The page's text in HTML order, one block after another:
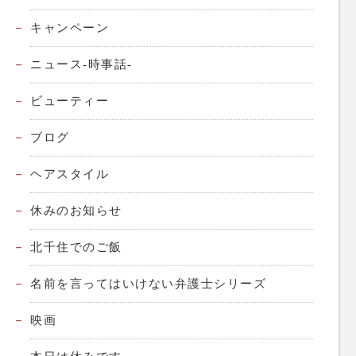
キャンペーン
ニュース-時事話-
ビューティー
ブログ
ヘアスタイル
休みのお知らせ
北千住でのご飯
名前を言ってはいけない弁護士シリーズ
映画